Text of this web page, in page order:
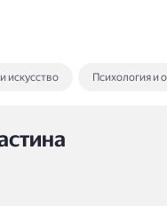
искусство Психология и